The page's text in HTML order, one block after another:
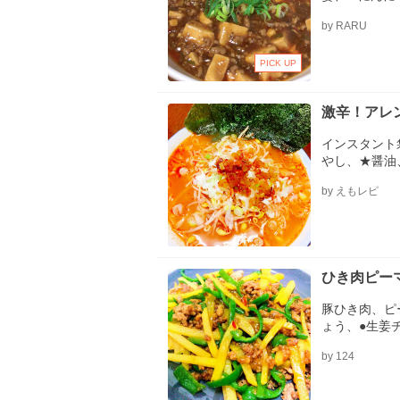
PICK UP
酒、C:鶏が
by RARU
激辛！アレ
インスタン
やし、★醤
by えもレピ
ひき肉ピー
豚ひき肉、
ょう、●生姜
片栗粉
by 124